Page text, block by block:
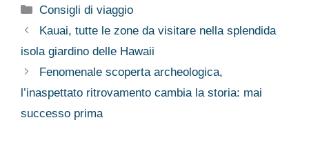
Categorie
Consigli di viaggio
Kauai, tutte le zone da visitare nella splendida
isola giardino delle Hawaii
Fenomenale scoperta archeologica,
l’inaspettato ritrovamento cambia la storia: mai
successo prima